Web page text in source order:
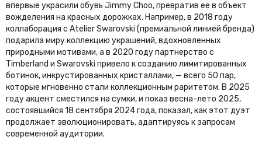
впервые украсили обувь Jimmy Choo, превратив ее в объект
вожделения на красных дорожках. Например, в 2018 году
коллаборация с Atelier Swarovski (премиальной линией бренда)
подарила миру коллекцию украшений, вдохновленных
природными мотивами, а в 2020 году партнерство с
Timberland и Swarovski привело к созданию лимитированных
ботинок, инкрустированных кристаллами, — всего 50 пар,
которые мгновенно стали коллекционным раритетом. В 2025
году акцент сместился на сумки, и показ весна-лето 2025,
состоявшийся 18 сентября 2024 года, показал, как этот дуэт
продолжает эволюционировать, адаптируясь к запросам
современной аудитории.